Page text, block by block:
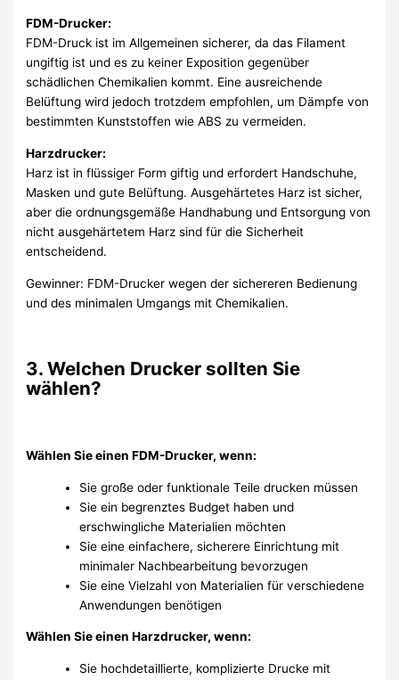
FDM-Drucker:
FDM-Druck ist im Allgemeinen sicherer, da das Filament
ungiftig ist und es zu keiner Exposition gegenüber
schädlichen Chemikalien kommt. Eine ausreichende
Belüftung wird jedoch trotzdem empfohlen, um Dämpfe von
bestimmten Kunststoffen wie ABS zu vermeiden.
Harzdrucker:
Harz ist in flüssiger Form giftig und erfordert Handschuhe,
Masken und gute Belüftung. Ausgehärtetes Harz ist sicher,
aber die ordnungsgemäße Handhabung und Entsorgung von
nicht ausgehärtetem Harz sind für die Sicherheit
entscheidend.
Gewinner: FDM-Drucker wegen der sichereren Bedienung
und des minimalen Umgangs mit Chemikalien.
3. Welchen Drucker sollten Sie
wählen?
Wählen Sie einen FDM-Drucker, wenn:
Sie große oder funktionale Teile drucken müssen
Sie ein begrenztes Budget haben und
erschwingliche Materialien möchten
Sie eine einfachere, sicherere Einrichtung mit
minimaler Nachbearbeitung bevorzugen
Sie eine Vielzahl von Materialien für verschiedene
Anwendungen benötigen
Wählen Sie einen Harzdrucker, wenn:
Sie hochdetaillierte, komplizierte Drucke mit